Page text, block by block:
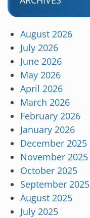
August 2026
July 2026
June 2026
May 2026
April 2026
March 2026
February 2026
January 2026
December 2025
November 2025
October 2025
September 2025
August 2025
July 2025